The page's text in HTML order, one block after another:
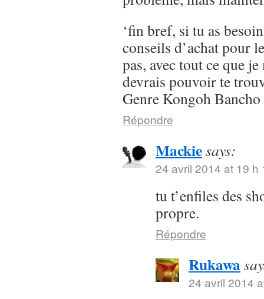
‘fin bref, si tu as
conseils d’achat pour
pas, avec tout ce que
devrais pouvoir te
Genre Kongoh Bancho
Répondre
Mackiesays:
24 avril 2014 at 19 h
tu t’enfiles des
propre.
Répondre
Rukawa
24 avril 2014